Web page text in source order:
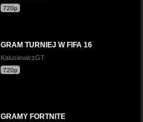
720p
GRAM TURNIEJ W FIFA 16
KalusiewiczGT
720p
GRAMY FORTNITE